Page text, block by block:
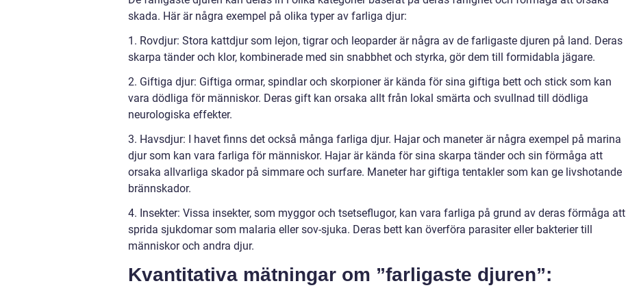
skada. Här är några exempel på olika typer av farliga djur:
1. Rovdjur: Stora kattdjur som lejon, tigrar och leoparder är några av de farligaste djuren på land. Deras
skarpa tänder och klor, kombinerade med sin snabbhet och styrka, gör dem till formidabla jägare.
2. Giftiga djur: Giftiga ormar, spindlar och skorpioner är kända för sina giftiga bett och stick som kan
vara dödliga för människor. Deras gift kan orsaka allt från lokal smärta och svullnad till dödliga
neurologiska effekter.
3. Havsdjur: I havet finns det också många farliga djur. Hajar och maneter är några exempel på marina
djur som kan vara farliga för människor. Hajar är kända för sina skarpa tänder och sin förmåga att
orsaka allvarliga skador på simmare och surfare. Maneter har giftiga tentakler som kan ge livshotande
brännskador.
4. Insekter: Vissa insekter, som myggor och tsetseflugor, kan vara farliga på grund av deras förmåga att
sprida sjukdomar som malaria eller sov-sjuka. Deras bett kan överföra parasiter eller bakterier till
människor och andra djur.
Kvantitativa mätningar om ”farligaste djuren”: